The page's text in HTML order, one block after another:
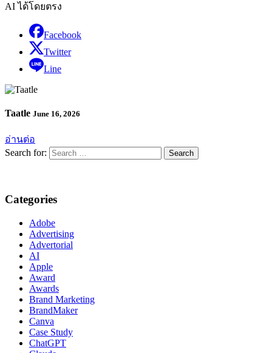
AI ได้โดยตรง
Facebook
Twitter
Line
Taatle June 16, 2026
อ่านต่อ
Search for:
Categories
Adobe
Advertising
Advertorial
AI
Apple
Award
Awards
Brand Marketing
BrandMaker
Canva
Case Study
ChatGPT